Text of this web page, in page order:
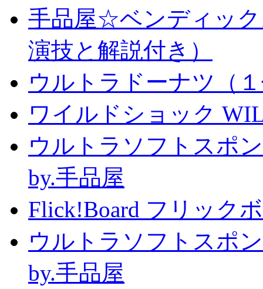
手品屋☆ベンディッ
演技と解説付き）
ウルトラドーナツ（
ワイルドショック
ウルトラソフトスポ
by.手品屋
Flick!Board フリック
ウルトラソフトスポ
by.手品屋